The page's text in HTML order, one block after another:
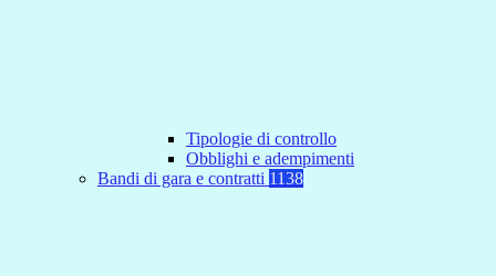
Tipologie di controllo
Obblighi e adempimenti
Bandi di gara e contratti 1138